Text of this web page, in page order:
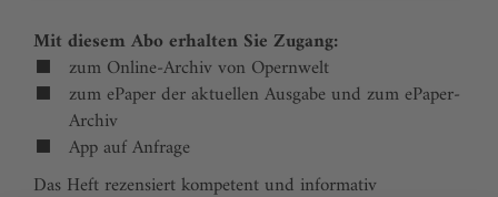
Mit diesem Abo erhalten Sie Zugang:
zum Online-Archiv von Opernwelt
zum ePaper der aktuellen Ausgabe und zum ePaper-
Archiv
App auf Anfrage
Das Heft rezensiert kompetent und informativ